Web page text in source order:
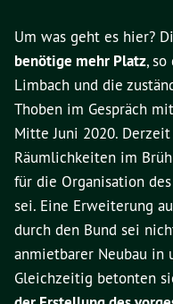
Um was geht es hier?
benötige mehr Platz,
Limbach und die
Thoben im Gespräch
Mitte Juni 2020.
Räumlichkeiten im
für die Organisation
sei. Eine Erweiterung
durch den Bund sei
anmietbarer Neubau in
Gleichzeitig betonten